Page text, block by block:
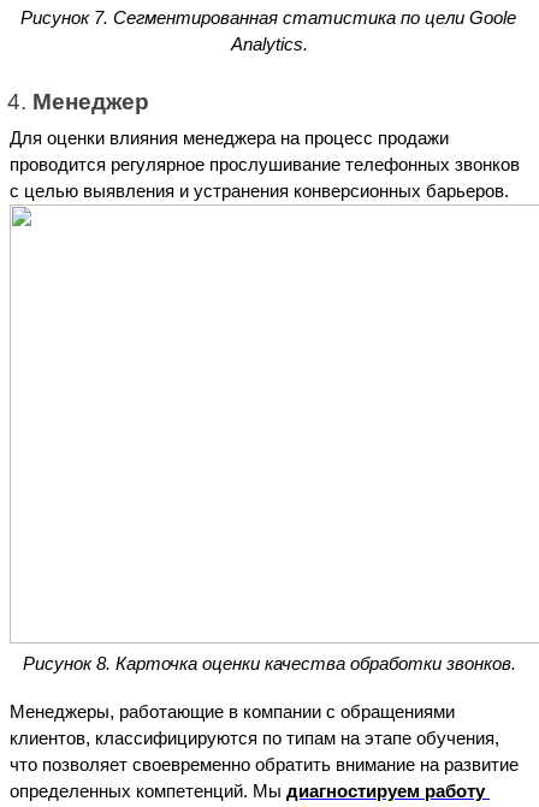
Рисунок 7. Сегментированная статистика по цели Goole
Analytics.
Менеджер
Для оценки влияния менеджера на процесс продажи
проводится регулярное прослушивание телефонных звонков
с целью выявления и устранения конверсионных барьеров.
Рисунок 8. Карточка оценки качества обработки звонков.
Менеджеры, работающие в компании с обращениями
клиентов, классифицируются по типам на этапе обучения,
что позволяет своевременно обратить внимание на развитие
определенных компетенций. Мы диагностируем работу